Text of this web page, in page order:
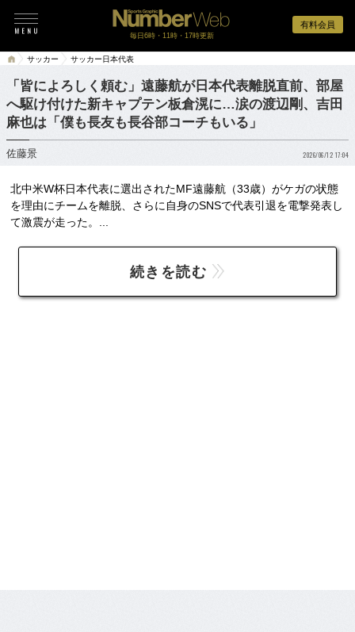
有料会員
毎日6時・11時・17時更新
サッカー サッカー日本代表
「皆によろしく頼む」遠藤航が日本代表離脱直前、部屋
へ駆け付けた新キャプテン板倉滉に…涙の渡辺剛、吉田
麻也は「僕も長友も長谷部コーチもいる」
佐藤景 2026/06/12 17:04
北中米W杯日本代表に選出されたMF遠藤航（33歳）がケガの状態
を理由にチームを離脱、さらに自身のSNSで代表引退を電撃発表し
て激震が走った。...
続きを読む